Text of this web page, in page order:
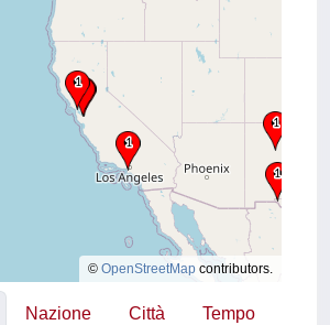
© OpenStreetMap contributors.
Nazione Città Tempo